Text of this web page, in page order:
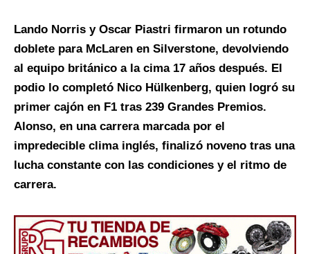
Lando Norris y Oscar Piastri firmaron un rotundo
doblete para McLaren en Silverstone, devolviendo
al equipo británico a la cima 17 años después. El
podio lo completó Nico Hülkenberg, quien logró su
primer cajón en F1 tras 239 Grandes Premios.
Alonso, en una carrera marcada por el
impredecible clima inglés, finalizó noveno tras una
lucha constante con las condiciones y el ritmo de
carrera.